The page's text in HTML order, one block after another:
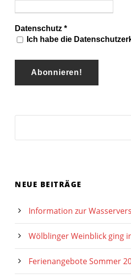
Datenschutz *
Ich habe die
NEUE BEITRÄGE
Information zur
Wölblinger Weinblick ging
Ferienangebote Sommer